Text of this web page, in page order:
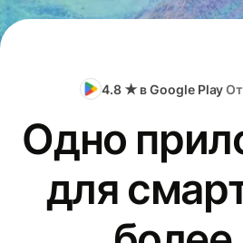
4.8 ★ в Google Play
Одно
для